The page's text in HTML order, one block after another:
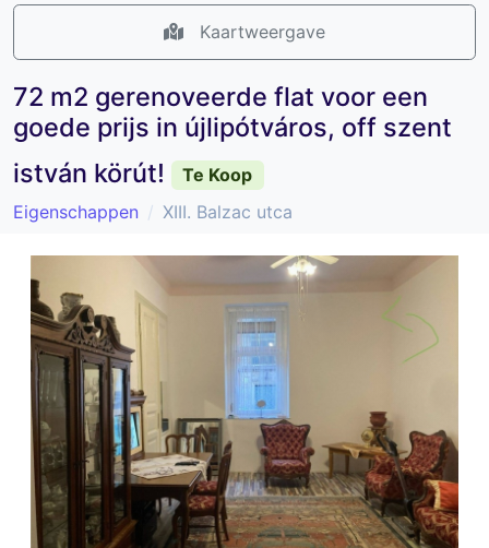
Kaartweergave
72 m2 gerenoveerde flat voor een
goede prijs in újlipótváros, off szent
istván körút!
Te Koop
Eigenschappen
XIII. Balzac utca